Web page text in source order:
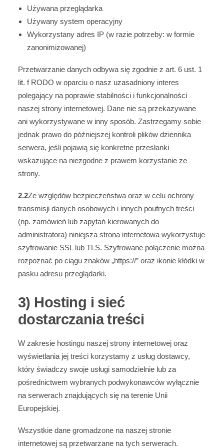
Używana przeglądarka
Używany system operacyjny
Wykorzystany adres IP (w razie potrzeby: w formie
zanonimizowanej)
Przetwarzanie danych odbywa się zgodnie z art. 6 ust. 1
lit. f RODO w oparciu o nasz uzasadniony interes
polegający na poprawie stabilności i funkcjonalności
naszej strony internetowej. Dane nie są przekazywane
ani wykorzystywane w inny sposób. Zastrzegamy sobie
jednak prawo do późniejszej kontroli plików dziennika
serwera, jeśli pojawią się konkretne przesłanki
wskazujące na niezgodne z prawem korzystanie ze
strony.
2.2Ze względów bezpieczeństwa oraz w celu ochrony
transmisji danych osobowych i innych poufnych treści
(np. zamówień lub zapytań kierowanych do
administratora) niniejsza strona internetowa wykorzystuje
szyfrowanie SSL lub TLS. Szyfrowane połączenie można
rozpoznać po ciągu znaków „https://” oraz ikonie kłódki w
pasku adresu przeglądarki.
3) Hosting i sieć
dostarczania treści
W zakresie hostingu naszej strony internetowej oraz
wyświetlania jej treści korzystamy z usług dostawcy,
który świadczy swoje usługi samodzielnie lub za
pośrednictwem wybranych podwykonawców wyłącznie
na serwerach znajdujących się na terenie Unii
Europejskiej.
Wszystkie dane gromadzone na naszej stronie
internetowej są przetwarzane na tych serwerach.